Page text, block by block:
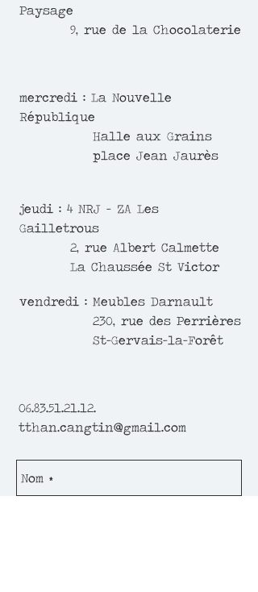
Paysage
9, rue de la Chocolaterie
mercredi : La Nouvelle
République
Halle aux Grains
place Jean Jaurès
jeudi : 4 NRJ - ZA Les
Gailletrous
2, rue Albert Calmette
La Chaussée St Victor
vendredi : Meubles Darnault
230, rue des Perrières
St-Gervais-la-Forêt
06.83.51.21.12.
tthan.cangtin@gmail.com